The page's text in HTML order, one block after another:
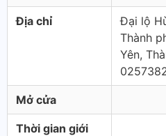
Địa chỉ
Đại lộ
Thành
Yên,
Mở cửa
Thời gian giới